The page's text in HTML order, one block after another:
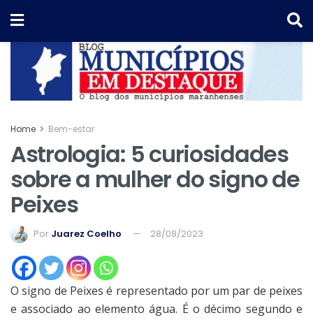
Home Bem-estar
Astrologia: 5 curiosidades
sobre a mulher do signo de
Peixes
Por Juarez Coelho 28/08/2023
O signo de Peixes é representado por um par de peixes
e associado ao elemento água. É o décimo segundo e